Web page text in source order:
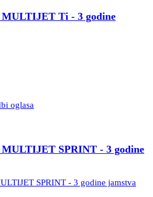
MULTIJET Ti - 3 godine
oglasa
MULTIJET SPRINT - 3 godine